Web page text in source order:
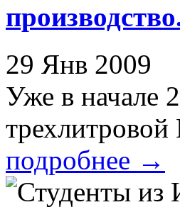
29 Янв 2009
Уже в начале
подробнее →